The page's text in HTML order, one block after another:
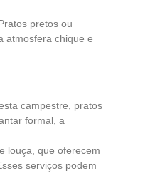
pretos ou
atmosfera chique e
campestre, pratos
formal, a
louça, que oferecem
serviços podem